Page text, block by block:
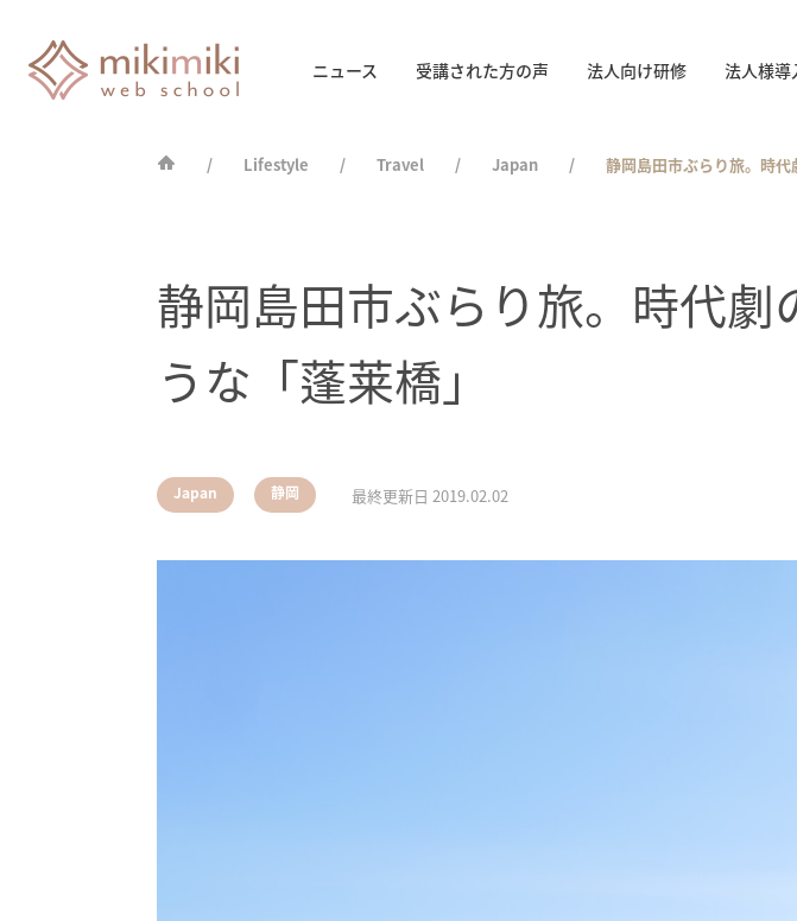
ニュース 受講された方の声 法人向け研修 法人様導
Lifestyle Travel Japan 静岡島田市ぶらり旅。時代
Japan 静岡 最終更新日 2019.02.02
静岡島田市ぶらり旅。時代
うな「蓬莱橋」